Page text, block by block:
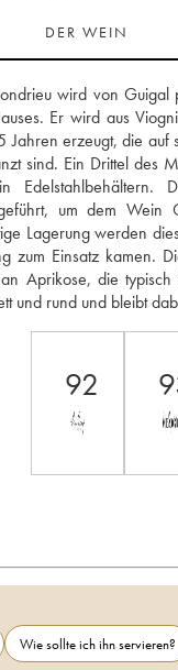
DER WEIN
wird von
Er wird aus
Jahren erzeugt, die auf
sind. Ein Drittel des
Edelstahlbehältern.
um dem Wein
Lagerung werden
zum Einsatz kamen.
Aprikose, die
und rund und bleibt
92
Wie sollte ich ihn servieren?